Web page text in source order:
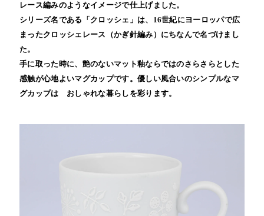
レース編みのようなイメージで仕上げました。
シリーズ名である「クロッシェ」は、16世紀にヨーロッパで広
まったクロッシェレース（かぎ針編み）にちなんで名づけまし
た。
手に取った時に、艶のないマット釉ならではのさらさらとした
感触が心地よいマグカップです。優しい風合いのシンプルなマ
グカップは おしゃれな暮らしを彩ります。